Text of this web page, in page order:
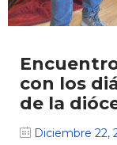
con los
de la
Diciembre 22,